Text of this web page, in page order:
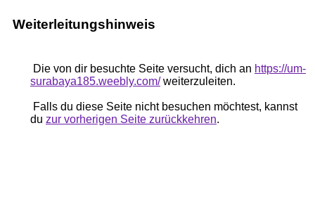
Weiterleitungshinweis
Die von dir besuchte Seite versucht, dich an https://um-
surabaya185.weebly.com/weiterzuleiten.
Falls du diese Seite nicht besuchen möchtest, kannst
du zur vorherigen Seite zurückkehren.